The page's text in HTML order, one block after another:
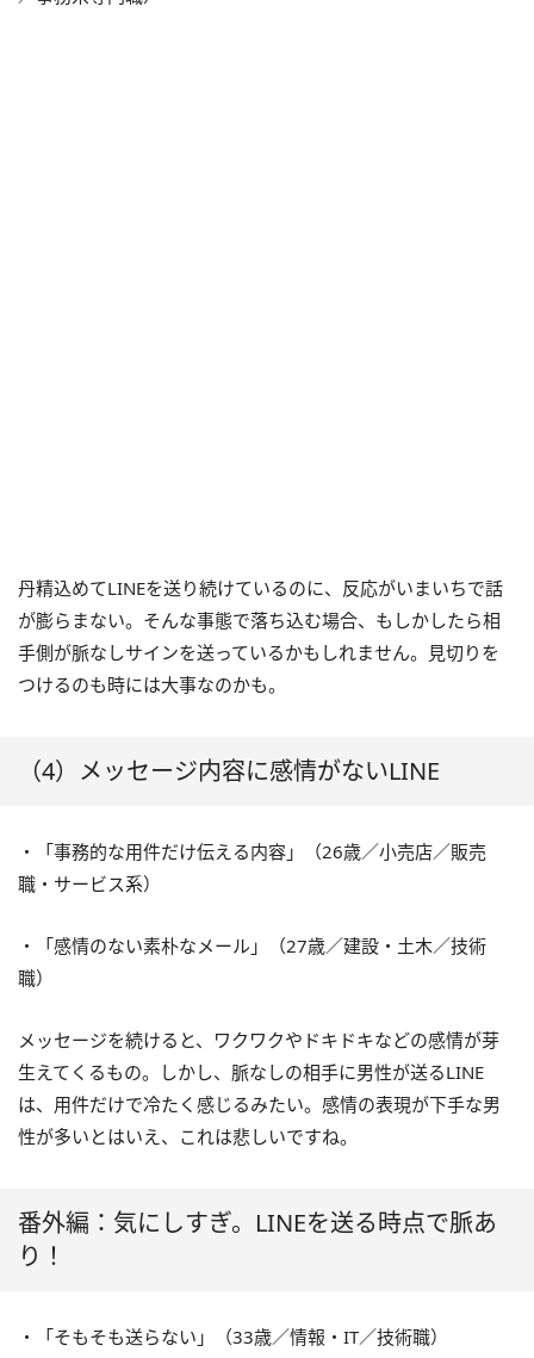
丹精込めてLINEを送り続けているのに、反応がいまいちで話
が膨らまない。そんな事態で落ち込む場合、もしかしたら相
手側が脈なしサインを送っているかもしれません。見切りを
つけるのも時には大事なのかも。
（4）メッセージ内容に感情がないLINE
・「事務的な用件だけ伝える内容」（26歳／小売店／販売
職・サービス系）
・「感情のない素朴なメール」（27歳／建設・土木／技術
職）
メッセージを続けると、ワクワクやドキドキなどの感情が芽
生えてくるもの。しかし、脈なしの相手に男性が送るLINE
は、用件だけで冷たく感じるみたい。感情の表現が下手な男
性が多いとはいえ、これは悲しいですね。
番外編：気にしすぎ。LINEを送る時点で脈あ
り！
・「そもそも送らない」（33歳／情報・IT／技術職）